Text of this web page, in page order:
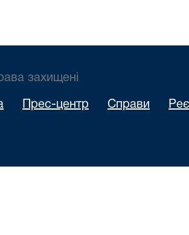
захищені
Прес-центр Справи